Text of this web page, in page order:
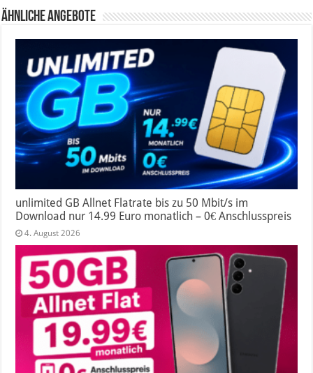
Ähnliche Angebote
unlimited GB Allnet Flatrate bis zu 50 Mbit/s im
Download nur 14.99 Euro monatlich – 0€ Anschlusspreis
4. August 2026